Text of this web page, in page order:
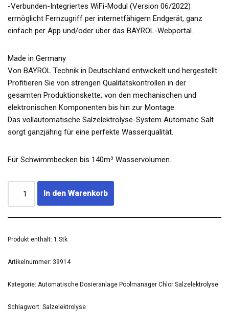
-Verbunden-Integriertes WiFi-Modul (Version 06/2022)
ermöglicht Fernzugriff per internetfähigem Endgerät, ganz
einfach per App und/oder über das BAYROL-Webportal.
Made in Germany
Von BAYROL Technik in Deutschland entwickelt und hergestellt.
Profitieren Sie von strengen Qualitätskontrollen in der
gesamten Produktionskette, von den mechanischen und
elektronischen Komponenten bis hin zur Montage.
Das vollautomatische Salzelektrolyse-System Automatic Salt
sorgt ganzjährig für eine perfekte Wasserqualität.
Für Schwimmbecken bis 140m³ Wasservolumen.
In den Warenkorb
Produkt enthält: 1 Stk
Artikelnummer: 39914
Kategorie: Automatische Dosieranlage Poolmanager Chlor Salzelektrolyse
Schlagwort: Salzelektrolyse